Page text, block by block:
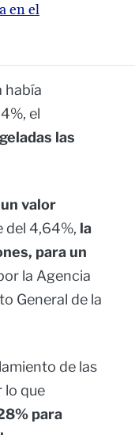
en el
había
el
las
valor
del 4,64%, la
para un
la Agencia
General de la
de las
lo que
para